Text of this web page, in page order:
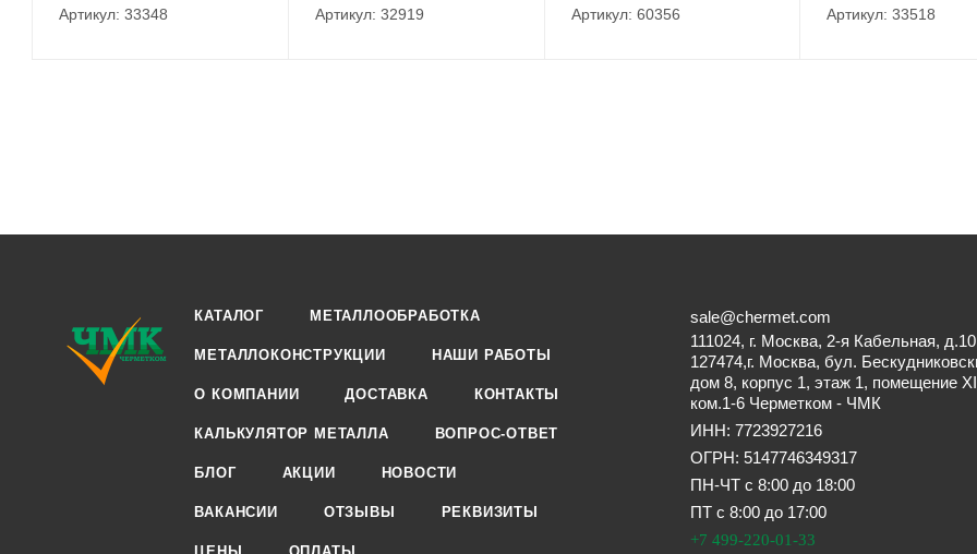
Артикул: 33348 Артикул: 32919 Артикул: 60356 Артикул: 33518
КАТАЛОГ МЕТАЛЛООБРАБОТКА
МЕТАЛЛОКОНСТРУКЦИИ НАШИ РАБОТЫ
О КОМПАНИИ ДОСТАВКА КОНТАКТЫ
КАЛЬКУЛЯТОР МЕТАЛЛА ВОПРОС-ОТВЕТ
БЛОГ АКЦИИ НОВОСТИ
ВАКАНСИИ ОТЗЫВЫ РЕКВИЗИТЫ
sale@chermet.com
111024, г. Москва, 2-я Кабельная, д.10
127474,г. Москва, бул.
дом 8, корпус 1, этаж 1, помещение
ком.1-6 Черметком - ЧМК
ИНН: 7723927216
ОГРН: 5147746349317
ПН-ЧТ с 8:00 до 18:00
ПТ с 8:00 до 17:00
+7 499-220-01-33